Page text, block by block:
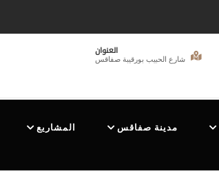
العنوان
شارع الحبيب بورقيبة صفاقس
مدينة صفاقس المشاريع